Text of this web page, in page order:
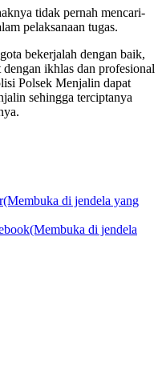
tidak pernah mencari-
pelaksanaan tugas.
bekerjalah dengan baik,
ikhlas dan profesional
Polsek Menjalin dapat
sehingga terciptanya
di jendela yang
di jendela